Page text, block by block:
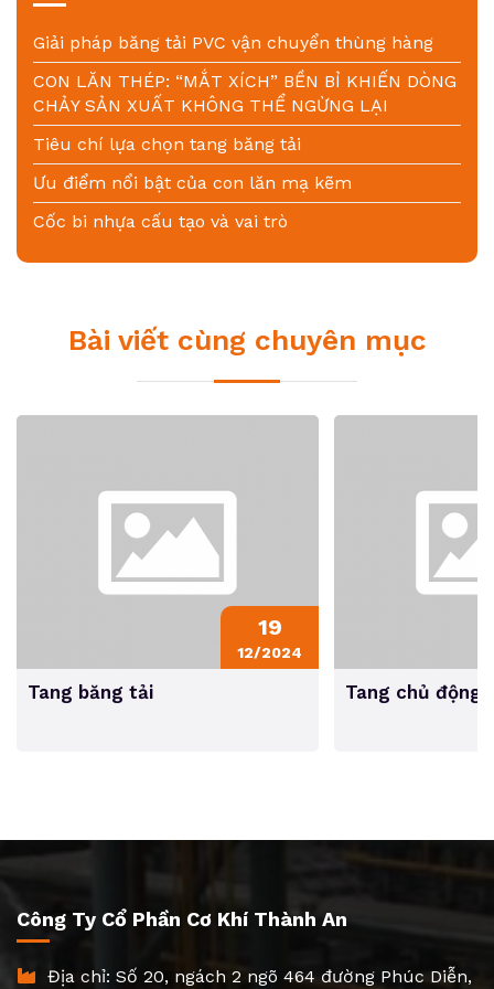
Giải pháp băng tải PVC vận chuyển thùng hàng
CON LĂN THÉP: “MẮT XÍCH” BỀN BỈ KHIẾN DÒNG
CHẢY SẢN XUẤT KHÔNG THỂ NGỪNG LẠI
Tiêu chí lựa chọn tang băng tải
Ưu điểm nổi bật của con lăn mạ kẽm
Cốc bi nhựa cấu tạo và vai trò
Bài viết cùng chuyên mục
19
12/2024
Tang băng tải Tang chủ động
Công Ty Cổ Phần Cơ Khí Thành An
Địa chỉ: Số 20, ngách 2 ngõ 464 đường Phúc Diễn,